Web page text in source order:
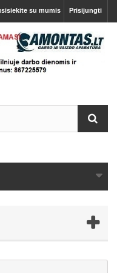
Prisijungti
su mumis